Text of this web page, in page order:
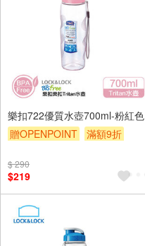
樂扣722優質水壺700ml-粉紅色
贈OPENPOINT
滿額9折
$ 290
$219